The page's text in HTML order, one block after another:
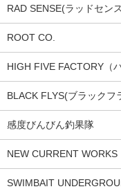
RAD SENSE(ラッドセンス
ROOT CO.
HIGH FIVE FACTORY（
BLACK FLYS(ブラックフ
感度びんびん釣果隊
NEW CURRENT WORKS
SWIMBAIT